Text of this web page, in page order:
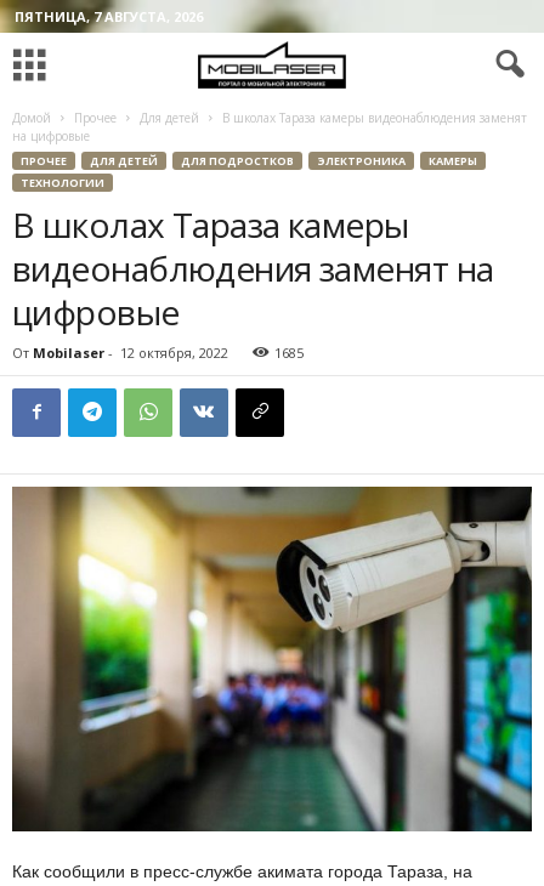
ПЯТНИЦА, 7 АВГУСТА, 2026
Домой Прочее Для детей
В школах Тараза камеры видеонаблюдения заменят
на цифровые
ПРОЧЕЕ ДЛЯ ДЕТЕЙ ДЛЯ ПОДРОСТКОВ ЭЛЕКТРОНИКА
КАМЕРЫ
ТЕХНОЛОГИИ
В школах Тараза камеры
видеонаблюдения заменят на
цифровые
От Mobilaser - 12 октября, 2022 1685
Как сообщили в пресс-службе акимата города Тараза, на